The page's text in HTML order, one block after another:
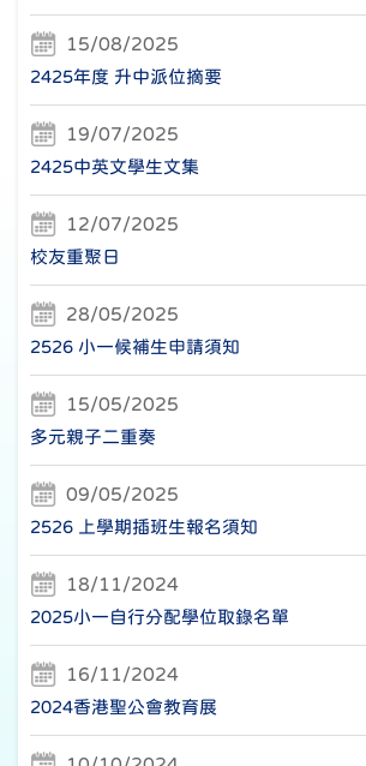
15/08/2025
2425年度 升中派位摘要
19/07/2025
2425中英文學生文集
12/07/2025
校友重聚日
28/05/2025
2526 小一候補生申請須知
15/05/2025
多元親子二重奏
09/05/2025
2526 上學期插班生報名須知
18/11/2024
2025小一自行分配學位取錄名單
16/11/2024
2024香港聖公會教育展